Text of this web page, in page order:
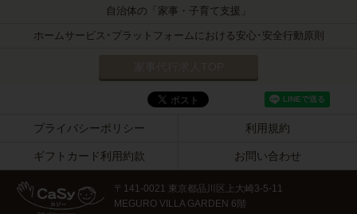
自治体の「家事・子育て支援」
ホームサービス･プラットフォームにおける安心･安全行動原則
プライバシーポリシー 利用規約
ギフトカード利用約款 お問い合わせ
〒141-0021 東京都品川区上大崎3-5-11
MEGURO VILLA GARDEN 6階